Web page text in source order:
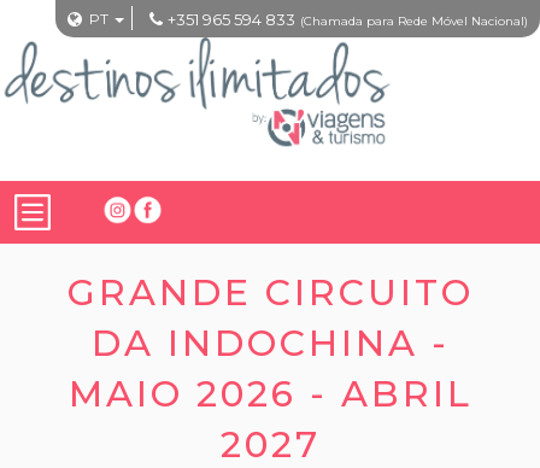
PT +351 965 594 833 (Chamada para Rede Móvel Nacional)
GRANDE CIRCUITO
DA INDOCHINA -
MAIO 2026 - ABRIL
2027